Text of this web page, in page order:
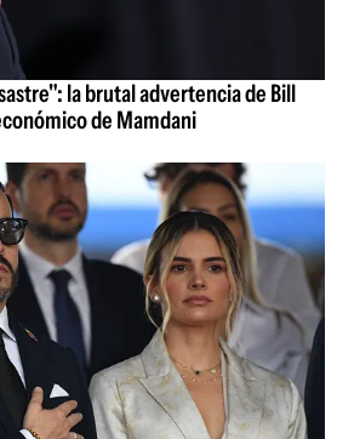
la brutal advertencia de Bill
de Mamdani